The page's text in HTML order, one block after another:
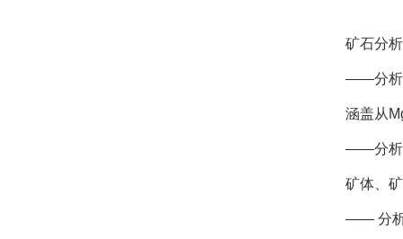
矿石分
——分析
涵盖从
——分析
矿体、
—— 分